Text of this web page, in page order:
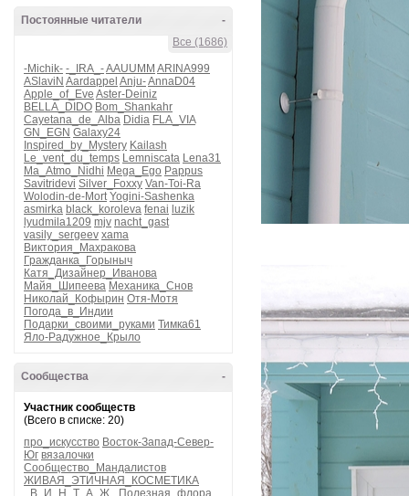
-
Постоянные читатели
Все (1686)
-Michik- -_IRA_-AAUUMM ARINA999
ASlaviN Aardappel Anju-AnnaD04
Apple_of_Eve Aster-Deiniz
BELLA_DIDO Bom_Shankahr
Cayetana_de_Alba Didia FLA_VIA
GN_EGN Galaxy24
Inspired_by_Mystery Kailash
Le_vent_du_temps Lemniscata Lena31
Ma_Atmo_Nidhi Mega_Ego Pappus
Savitridevi Silver_Foxxy Van-Toi-Ra
Wolodin-de-Mort Yogini-Sashenka
asmirka black_koroleva fenai luzik
lyudmila1209 mjv nacht_gast
vasily_sergeev xama
Виктория_Махракова
Гражданка_Горыныч
Катя_Дизайнер_Иванова
Майя_Шипеева Механика_Снов
Николай_Кофырин Отя-Мотя
Погода_в_Индии
Подарки_своими_руками Тимка61
Яло-Радужное_Крыло
-
Сообщества
Участник сообществ
(Всего в списке: 20)
про_искусство Восток-Запад-Север-
Юг вязалочки
Сообщество_Мандалистов
ЖИВАЯ_ЭТИЧНАЯ_КОСМЕТИКА
_В_И_Н_Т_А_Ж_
Полезная_флора